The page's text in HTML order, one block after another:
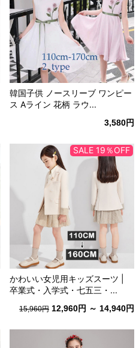
韓国子供 ノースリーブ ワンピー
ス Aライン 花柄 ラウ...
3,580円
SALE 19％OFF
かわいい女児用キッズスーツ |
卒業式・入学式・七五三・...
15,960円 12,960円 ～ 14,940円